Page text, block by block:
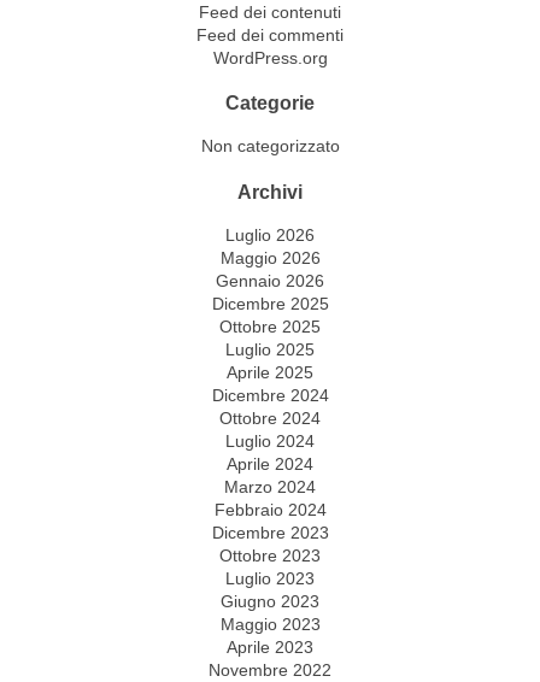
Feed dei contenuti
Feed dei commenti
WordPress.org
Categorie
Non categorizzato
Archivi
Luglio 2026
Maggio 2026
Gennaio 2026
Dicembre 2025
Ottobre 2025
Luglio 2025
Aprile 2025
Dicembre 2024
Ottobre 2024
Luglio 2024
Aprile 2024
Marzo 2024
Febbraio 2024
Dicembre 2023
Ottobre 2023
Luglio 2023
Giugno 2023
Maggio 2023
Aprile 2023
Novembre 2022